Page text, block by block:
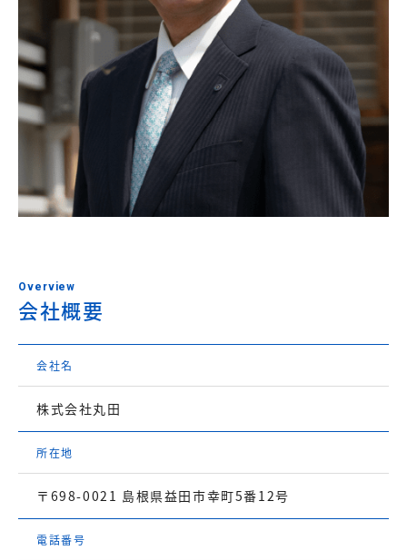
Overview
会社概要
会社名
株式会社丸田
所在地
〒698-0021 島根県益田市幸町5番12号
電話番号